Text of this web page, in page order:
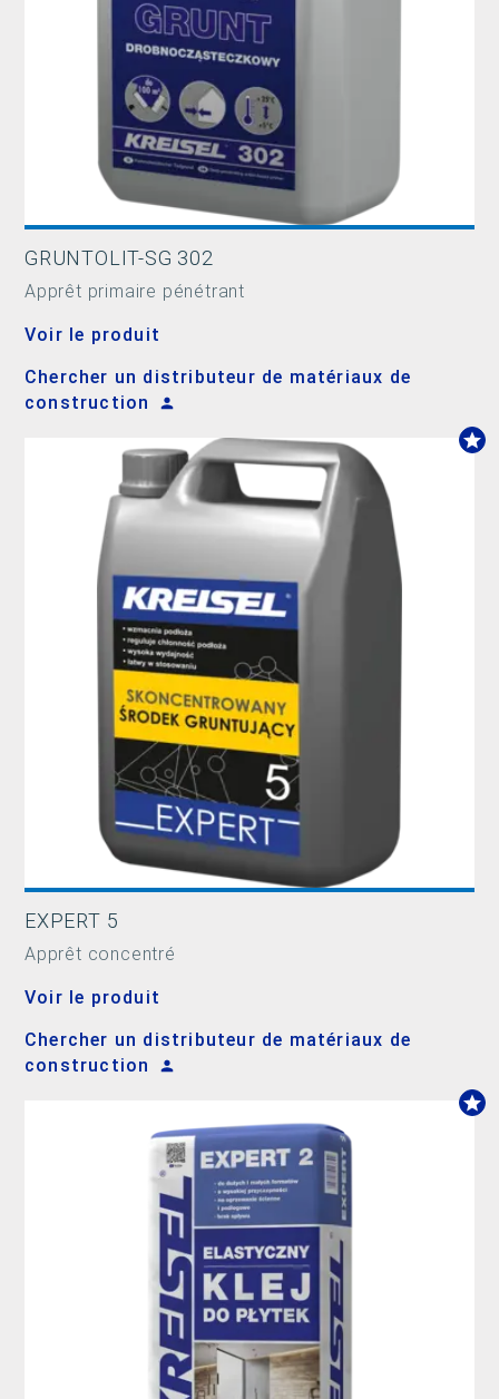
GRUNTOLIT-SG 302
Apprêt primaire pénétrant
Voir le produit
Chercher un distributeur de matériaux de
construction
EXPERT 5
Apprêt concentré
Voir le produit
Chercher un distributeur de matériaux de
construction